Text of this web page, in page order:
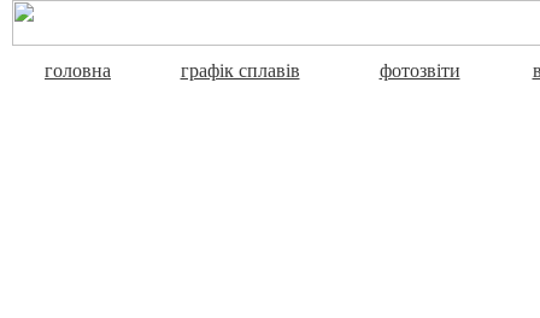
головна графік сплавів фотозвіти